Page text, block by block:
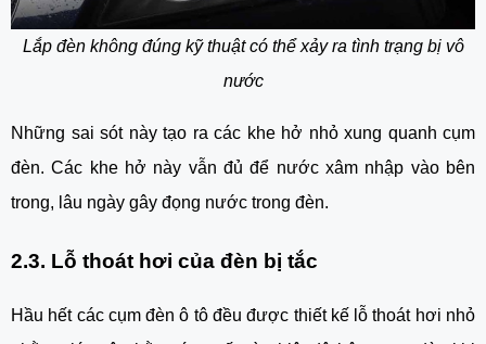
Lắp đèn không đúng kỹ thuật có thể xảy ra tình trạng bị vô
nước
Những sai sót này tạo ra các khe hở nhỏ xung quanh cụm
đèn. Các khe hở này vẫn đủ để nước xâm nhập vào bên
trong, lâu ngày gây đọng nước trong đèn.
2.3. Lỗ thoát hơi của đèn bị tắc
Hầu hết các cụm đèn ô tô đều được thiết kế lỗ thoát hơi nhỏ